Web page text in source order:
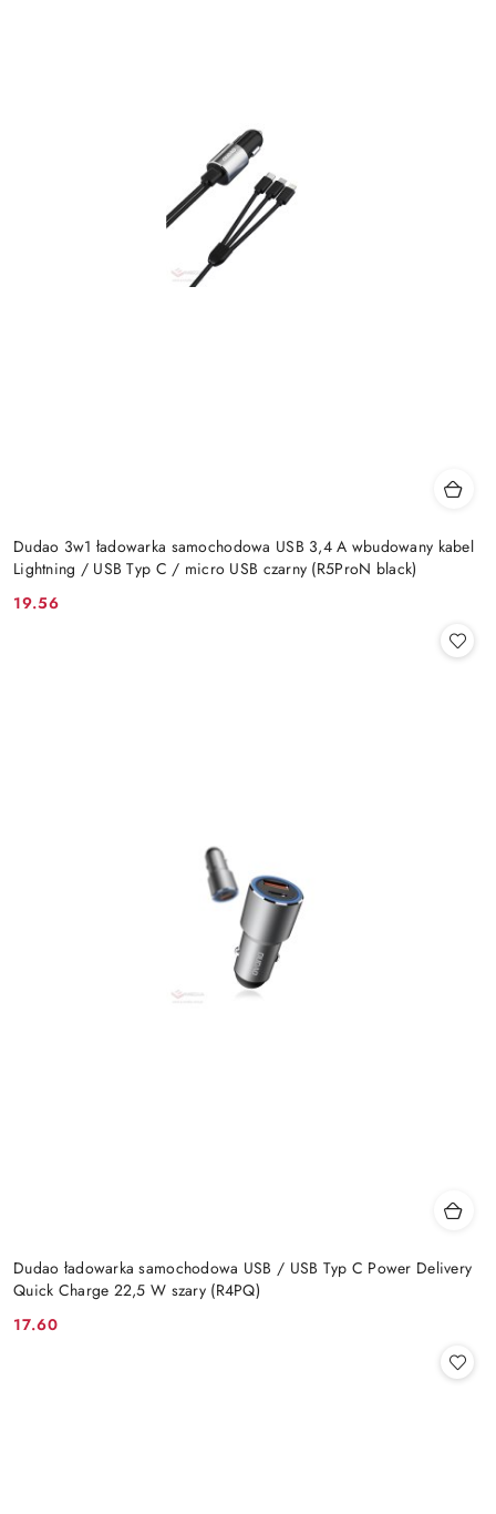
Dudao 3w1 ładowarka samochodowa USB 3,4 A wbudowany kabel
Lightning / USB Typ C / micro USB czarny (R5ProN black)
Cena:
19.56
Dudao ładowarka samochodowa USB / USB Typ C Power Delivery
Quick Charge 22,5 W szary (R4PQ)
Cena:
17.60